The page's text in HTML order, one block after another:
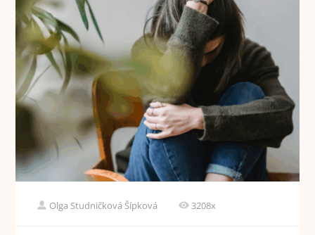
Olga Studničková Šípková 3208x